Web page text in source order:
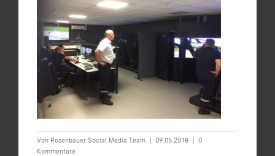
Von Rosenbauer Social Media Team | 09.05.2018 | 0
Kommentare